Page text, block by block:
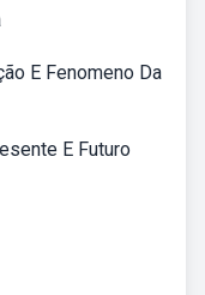
E Fenomeno Da
E Futuro